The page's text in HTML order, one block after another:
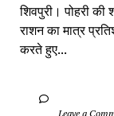
शिवपुरी। पोहरी
राशन का मात्र
करते हुए...